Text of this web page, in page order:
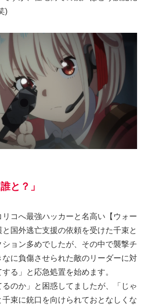
)
と？」
コへ最強ハッカーと名高い【ウォー
国外逃亡支援の依頼を受けた千束と
ョン多めでしたが、その中で襲撃チ
に負傷させられた敵のリーダーに対
る」と応急処置を始めます。
のか」と困惑してましたが、「じゃ
束に銃口を向けられておとなしくな